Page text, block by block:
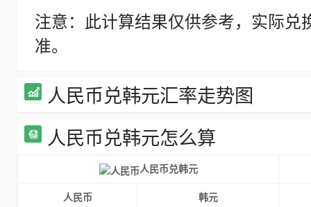
注意：此计算结果仅供参考，实际
准。
人民币兑韩元汇率走势图
人民币兑韩元怎么算
人民币兑韩元
人民币
韩元